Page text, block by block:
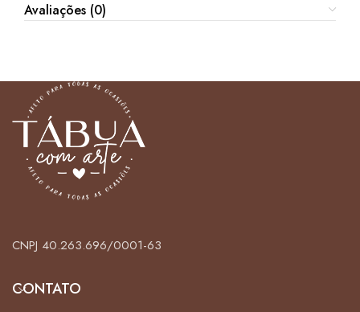
Avaliações (0)
CNPJ 40.263.696/0001-63
CONTATO